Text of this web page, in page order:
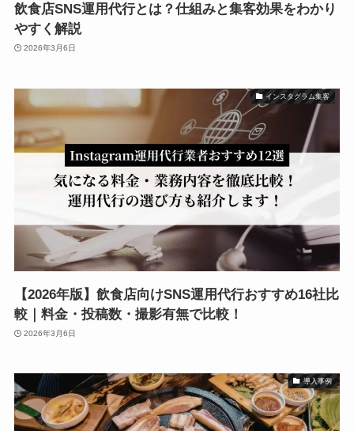
飲食店SNS運用代行とは？仕組みと集客効果をわかり
やすく解説
2026年3月6日
インスタグラム集客
【2026年版】飲食店向けSNS運用代行おすすめ16社比
較｜料金・投稿数・撮影有無で比較！
2026年3月6日
導入事例